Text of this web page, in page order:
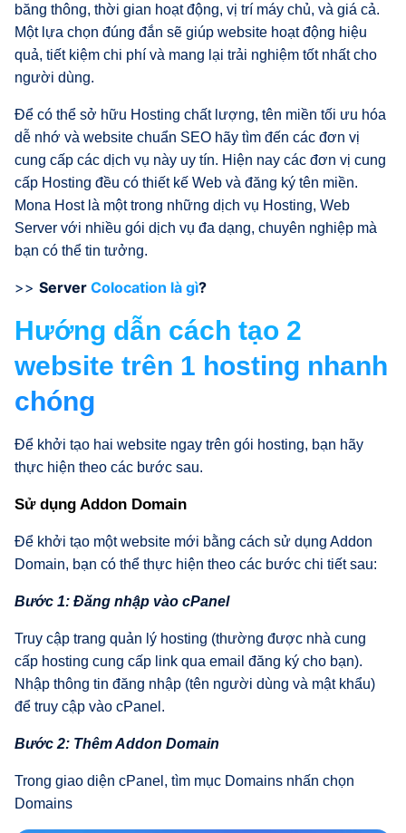
băng thông, thời gian hoạt động, vị trí máy chủ, và giá cả.
Một lựa chọn đúng đắn sẽ giúp website hoạt động hiệu
quả, tiết kiệm chi phí và mang lại trải nghiệm tốt nhất cho
người dùng.
Để có thể sở hữu Hosting chất lượng, tên miền tối ưu hóa
dễ nhớ và website chuẩn SEO hãy tìm đến các đơn vị
cung cấp các dịch vụ này uy tín. Hiện nay các đơn vị cung
cấp Hosting đều có thiết kế Web và đăng ký tên miền.
Mona Host là một trong những dịch vụ Hosting, Web
Server với nhiều gói dịch vụ đa dạng, chuyên nghiệp mà
bạn có thể tin tưởng.
>> Server Colocation là gì?
Hướng dẫn cách tạo 2
website trên 1 hosting nhanh
chóng
Để khởi tạo hai website ngay trên gói hosting, bạn hãy
thực hiện theo các bước sau.
Sử dụng Addon Domain
Để khởi tạo một website mới bằng cách sử dụng Addon
Domain, bạn có thể thực hiện theo các bước chi tiết sau:
Bước 1: Đăng nhập vào cPanel
Truy cập trang quản lý hosting (thường được nhà cung
cấp hosting cung cấp link qua email đăng ký cho bạn).
Nhập thông tin đăng nhập (tên người dùng và mật khẩu)
để truy cập vào cPanel.
Bước 2: Thêm Addon Domain
Trong giao diện cPanel, tìm mục Domains nhấn chọn
Domains